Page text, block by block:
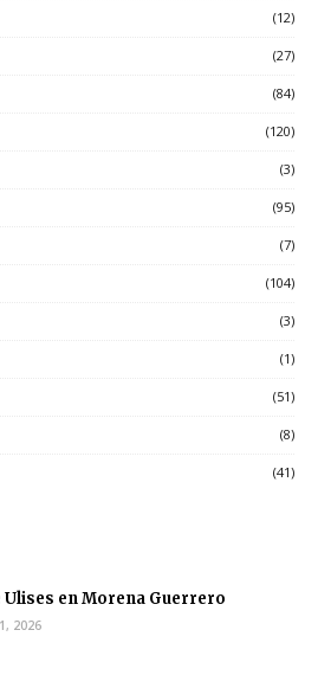
(12)
(27)
(84)
(120)
(3)
(95)
(7)
(104)
(3)
(1)
(51)
(8)
(41)
Ulises en Morena Guerrero
2026